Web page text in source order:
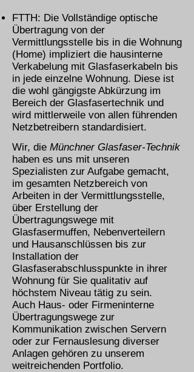
FTTH: Die Vollständige optische
Übertragung von der
Vermittlungsstelle bis in die Wohnung
(Home) impliziert die hausinterne
Verkabelung mit Glasfaserkabeln bis
in jede einzelne Wohnung. Diese ist
die wohl gängigste Abkürzung im
Bereich der Glasfasertechnik und
wird mittlerweile von allen führenden
Netzbetreibern standardisiert.
Wir, die Münchner Glasfaser-Technik
haben es uns mit unseren
Spezialisten zur Aufgabe gemacht,
im gesamten Netzbereich von
Arbeiten in der Vermittlungsstelle,
über Erstellung der
Übertragungswege mit
Glasfasermuffen, Nebenverteilern
und Hausanschlüssen bis zur
Installation der
Glasfaserabschlusspunkte in ihrer
Wohnung für Sie qualitativ auf
höchstem Niveau tätig zu sein.
Auch Haus- oder Firmeninterne
Übertragungswege zur
Kommunikation zwischen Servern
oder zur Fernauslesung diverser
Anlagen gehören zu unserem
weitreichenden Portfolio.